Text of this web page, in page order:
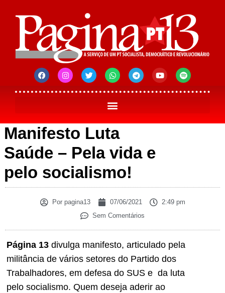
Manifesto Luta
Saúde – Pela vida e
pelo socialismo!
Porpagina13 07/06/2021
2:49 pm
Sem Comentários
Página 13 divulga manifesto, articulado pela
militância de vários setores do Partido dos
Trabalhadores, em defesa do SUS e da luta
pelo socialismo. Quem deseja aderir ao